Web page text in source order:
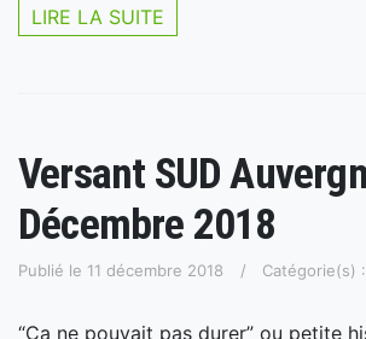
LIRE LA SUITE
Versant SUD
Décembre 2018
Publié le 11 décembre 2018 Catégorie(s) :
“Ca ne pouvait pas durer” ou petite